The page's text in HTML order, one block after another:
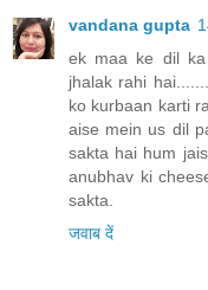
vandana gupta
ek maa ke dil ka
jhalak rahi
ko kurbaan karti
aise mein us dil
sakta hai hum
anubhav ki
sakta.
जवाब दें